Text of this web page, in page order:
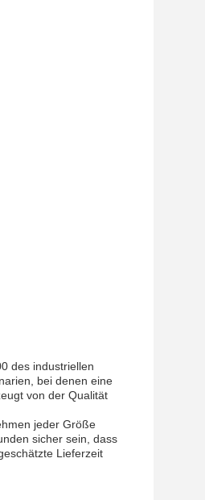
des industriellen
bei denen eine
von der Qualität
jeder Größe
sicher sein, dass
Lieferzeit